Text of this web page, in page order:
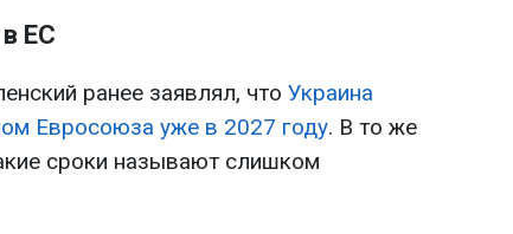
ЕС
ранее заявлял, что Украина
Евросоюза уже в 2027 году. В то же
сроки называют слишком